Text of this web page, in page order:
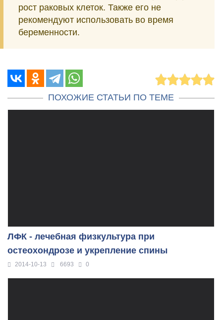
рост раковых клеток. Также его не
рекомендуют использовать во время
беременности.
ПОХОЖИЕ СТАТЬИ ПО ТЕМЕ
ЛФК - лечебная физкультура при
остеохондрозе и укрепление спины
2014-10-13 6693 0